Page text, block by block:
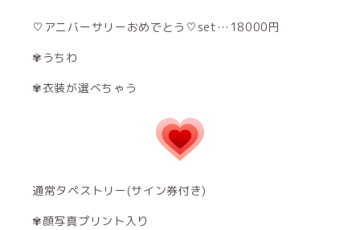
♡アニバーサリーおめでとう♡set…18000円
✾うちわ
✾衣装が選べちゃう
通常タペストリー(サイン券付き)
✾顔写真プリント入り